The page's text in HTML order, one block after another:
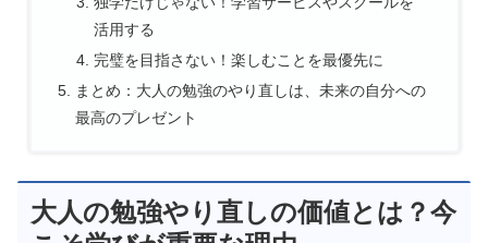
活用する
完璧を目指さない！楽しむことを最優先に
まとめ：大人の勉強のやり直しは、未来の自分への
最高のプレゼント
大人の勉強やり直しの価値とは？今